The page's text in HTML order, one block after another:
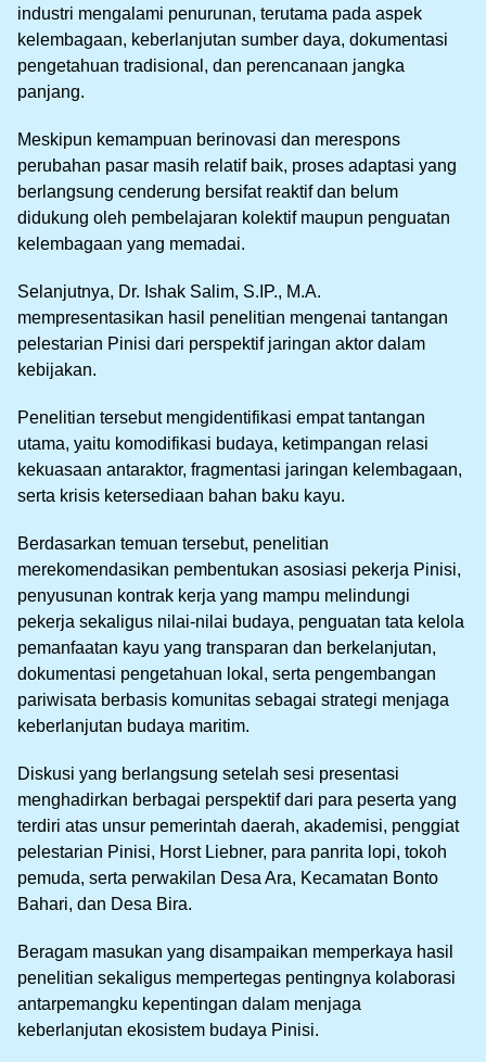
industri mengalami penurunan, terutama pada aspek
kelembagaan, keberlanjutan sumber daya, dokumentasi
pengetahuan tradisional, dan perencanaan jangka
panjang.
Meskipun kemampuan berinovasi dan merespons
perubahan pasar masih relatif baik, proses adaptasi yang
berlangsung cenderung bersifat reaktif dan belum
didukung oleh pembelajaran kolektif maupun penguatan
kelembagaan yang memadai.
Selanjutnya, Dr. Ishak Salim, S.IP., M.A.
mempresentasikan hasil penelitian mengenai tantangan
pelestarian Pinisi dari perspektif jaringan aktor dalam
kebijakan.
Penelitian tersebut mengidentifikasi empat tantangan
utama, yaitu komodifikasi budaya, ketimpangan relasi
kekuasaan antaraktor, fragmentasi jaringan kelembagaan,
serta krisis ketersediaan bahan baku kayu.
Berdasarkan temuan tersebut, penelitian
merekomendasikan pembentukan asosiasi pekerja Pinisi,
penyusunan kontrak kerja yang mampu melindungi
pekerja sekaligus nilai-nilai budaya, penguatan tata kelola
pemanfaatan kayu yang transparan dan berkelanjutan,
dokumentasi pengetahuan lokal, serta pengembangan
pariwisata berbasis komunitas sebagai strategi menjaga
keberlanjutan budaya maritim.
Diskusi yang berlangsung setelah sesi presentasi
menghadirkan berbagai perspektif dari para peserta yang
terdiri atas unsur pemerintah daerah, akademisi, penggiat
pelestarian Pinisi, Horst Liebner, para panrita lopi, tokoh
pemuda, serta perwakilan Desa Ara, Kecamatan Bonto
Bahari, dan Desa Bira.
Beragam masukan yang disampaikan memperkaya hasil
penelitian sekaligus mempertegas pentingnya kolaborasi
antarpemangku kepentingan dalam menjaga
keberlanjutan ekosistem budaya Pinisi.